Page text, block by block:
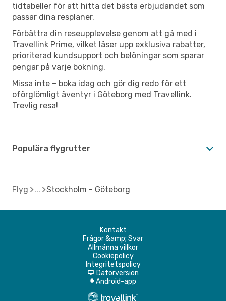
tidtabeller för att hitta det bästa erbjudandet som
passar dina resplaner.
Förbättra din reseupplevelse genom att gå med i
Travellink Prime, vilket låser upp exklusiva rabatter,
prioriterad kundsupport och belöningar som sparar
pengar på varje bokning.
Missa inte – boka idag och gör dig redo för ett
oförglömligt äventyr i Göteborg med Travellink.
Trevlig resa!
Populära flygrutter
Flyg Stockholm - Göteborg
Kontakt
Frågor &amp; Svar
Allmänna villkor
Cookiepolicy
Integritetspolicy
d Datorversion
A Android-app